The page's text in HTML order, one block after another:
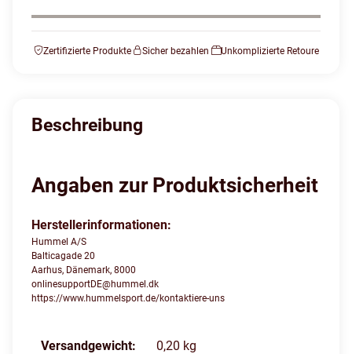
Zertifizierte Produkte Sicher bezahlen Unkomplizierte Retoure
Beschreibung
Angaben zur Produktsicherheit
Herstellerinformationen:
Hummel A/S
Balticagade 20
Aarhus, Dänemark, 8000
onlinesupportDE@hummel.dk
https://www.hummelsport.de/kontaktiere-uns
Produkteigenschaft
Wert
Versandgewicht: 0,20 kg